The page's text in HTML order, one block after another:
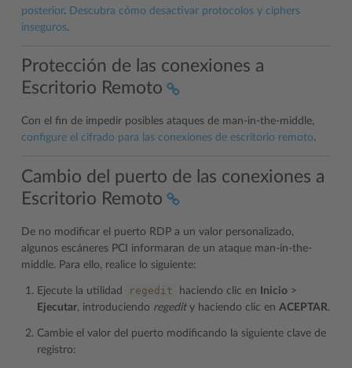
posterior. Descubra cómo desactivar protocolos y ciphers
inseguros.
Protección de las conexiones a
Escritorio Remoto
Con el fin de impedir posibles ataques de man-in-the-middle,
configure el cifrado para las conexiones de escritorio remoto.
Cambio del puerto de las conexiones a
Escritorio Remoto
De no modificar el puerto RDP a un valor personalizado,
algunos escáneres PCI informaran de un ataque man-in-the-
middle. Para ello, realice lo siguiente:
Ejecute la utilidad regedit haciendo clic en Inicio >
Ejecutar, introduciendo regedity haciendo clic en ACEPTAR.
Cambie el valor del puerto modificando la siguiente clave de
registro: